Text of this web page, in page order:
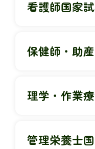
看護師国家
保健師・助
理学・作業
管理栄養士